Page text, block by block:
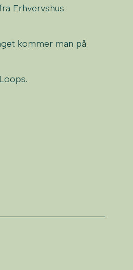
Erhvervshus
kommer man på